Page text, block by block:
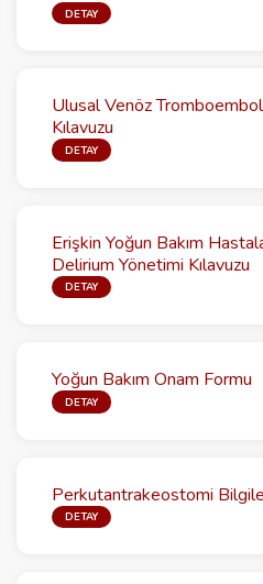
DETAY
Ulusal Venöz
Kılavuzu
DETAY
Erişkin Yoğun Bakım
Delirium Yönetimi Kılavuzu
DETAY
Yoğun Bakım Onam Formu
DETAY
Perkutantrakeostomi
DETAY